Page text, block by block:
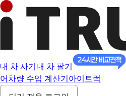
내 차 사기 내 차 팔기
어 차량 수입 계산기 아이트럭